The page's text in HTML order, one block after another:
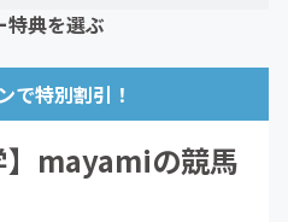
特典を選ぶ
で特別割引！
】mayamiの競馬